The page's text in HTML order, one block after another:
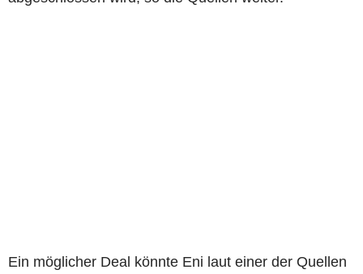
Ein möglicher Deal könnte Eni laut einer der Quellen